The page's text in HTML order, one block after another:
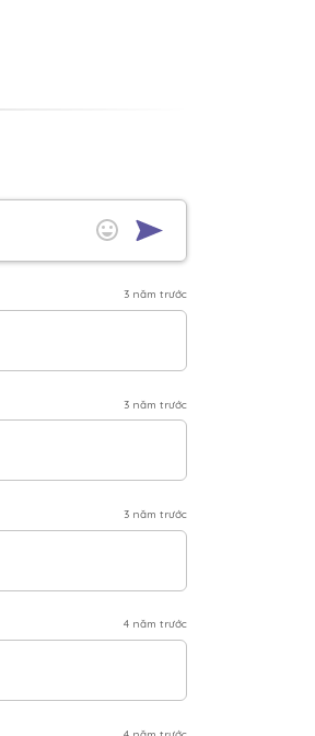
3 năm trước
3 năm trước
3 năm trước
4 năm trước